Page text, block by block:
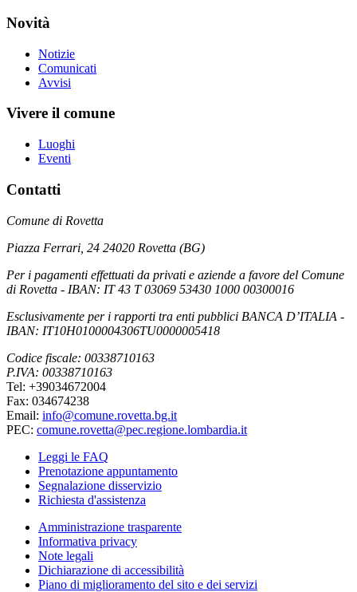
Novità
Notizie
Comunicati
Avvisi
Vivere il comune
Luoghi
Eventi
Contatti
Comune di Rovetta
Piazza Ferrari, 24 24020 Rovetta (BG)
Per i pagamenti effettuati da privati e aziende a favore del Comune
di Rovetta - IBAN: IT 43 T 03069 53430 1000 00300016
Esclusivamente per i rapporti tra enti pubblici BANCA D’ITALIA -
IBAN: IT10H0100004306TU0000005418
Codice fiscale: 00338710163
P.IVA: 00338710163
Tel: +39034672004
Fax: 034674238
Email: info@comune.rovetta.bg.it
PEC: comune.rovetta@pec.regione.lombardia.it
Leggi le FAQ
Prenotazione appuntamento
Segnalazione disservizio
Richiesta d'assistenza
Amministrazione trasparente
Informativa privacy
Note legali
Dichiarazione di accessibilità
Piano di miglioramento del sito e dei servizi